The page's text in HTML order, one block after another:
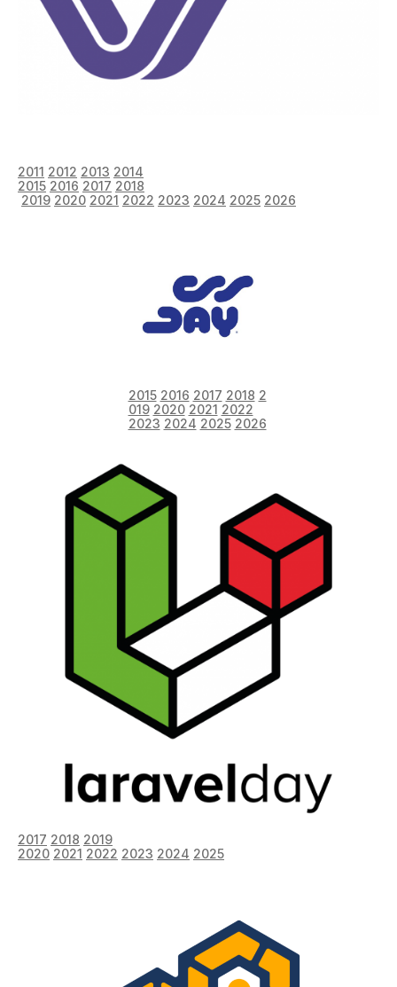
2011 2012 2013 2014
2015 2016 2017 2018
2019 2020 2021 2022 2023 2024 2025 2026
2015 2016 2017 2018 2
019 2020 2021 2022
2023 2024 2025 2026
2017 2018 2019
2020 2021 2022 2023 2024 2025